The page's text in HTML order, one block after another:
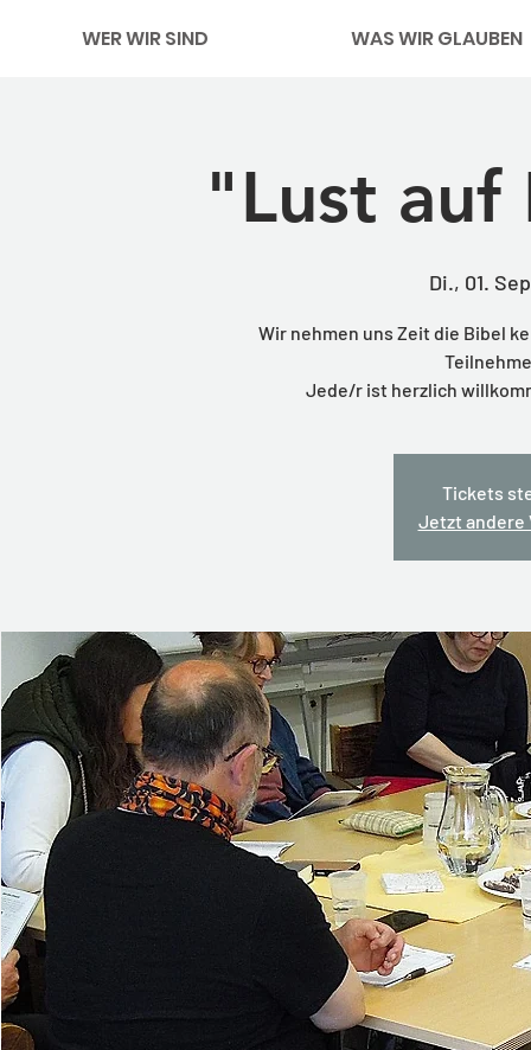
WER WIR SIND WAS WIR GLAUBEN
"Lust auf
Di., 01.
Wir nehmen uns Zeit die Bibel
Jede/r ist herzlich
Tickets
Jetzt andere